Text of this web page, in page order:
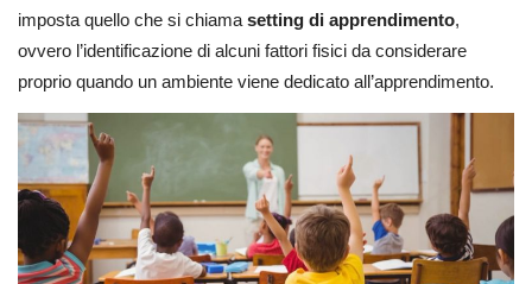
imposta quello che si chiama setting di apprendimento,
ovvero l’identificazione di alcuni fattori fisici da considerare
proprio quando un ambiente viene dedicato all’apprendimento.